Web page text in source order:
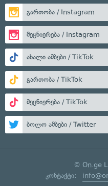
გართობა / Instagram
მეცნიერება / Instagram
ახალი ამბები / TikTok
გართობა / TikTok
მეცნიერება / TikTok
ბოლო ამბები / Twitter
© On.ge
კონტაქტი: